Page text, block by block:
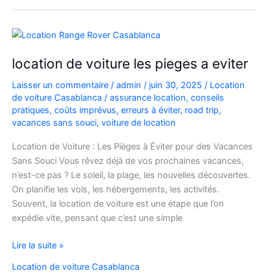
hay
hassani
location de voiture les pieges a eviter
Laisser un commentaire / admin / juin 30, 2025 / Location
de voiture Casablanca / assurance location, conseils
pratiques, coûts imprévus, erreurs à éviter, road trip,
vacances sans souci, voiture de location
Location de Voiture : Les Pièges à Éviter pour des Vacances
Sans Souci Vous rêvez déjà de vos prochaines vacances,
n’est-ce pas ? Le soleil, la plage, les nouvelles découvertes.
On planifie les vols, les hébergements, les activités.
Souvent, la location de voiture est une étape que l’on
expédie vite, pensant que c’est une simple
location
Lire la suite »
Location de voiture Casablanca